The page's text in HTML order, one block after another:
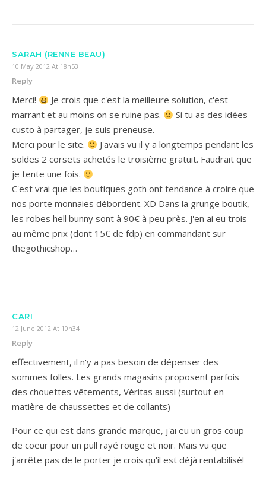
SARAH (RENNE BEAU)
10 May 2012 At 18h53
Reply
Merci!
Je crois que c'est la meilleure solution, c'est
marrant et au moins on se ruine pas.
Si tu as des idées
custo à partager, je suis preneuse.
Merci pour le site.
J'avais vu il y a longtemps pendant les
soldes 2 corsets achetés le troisième gratuit. Faudrait que
je tente une fois.
C'est vrai que les boutiques goth ont tendance à croire que
nos porte monnaies débordent. XD Dans la grunge boutik,
les robes hell bunny sont à 90€ à peu près. J'en ai eu trois
au même prix (dont 15€ de fdp) en commandant sur
thegothicshop…
CARI
12 June 2012 At 10h34
Reply
effectivement, il n'y a pas besoin de dépenser des
sommes folles. Les grands magasins proposent parfois
des chouettes vêtements, Véritas aussi (surtout en
matière de chaussettes et de collants)
Pour ce qui est dans grande marque, j'ai eu un gros coup
de coeur pour un pull rayé rouge et noir. Mais vu que
j'arrête pas de le porter je crois qu'il est déjà rentabilisé!